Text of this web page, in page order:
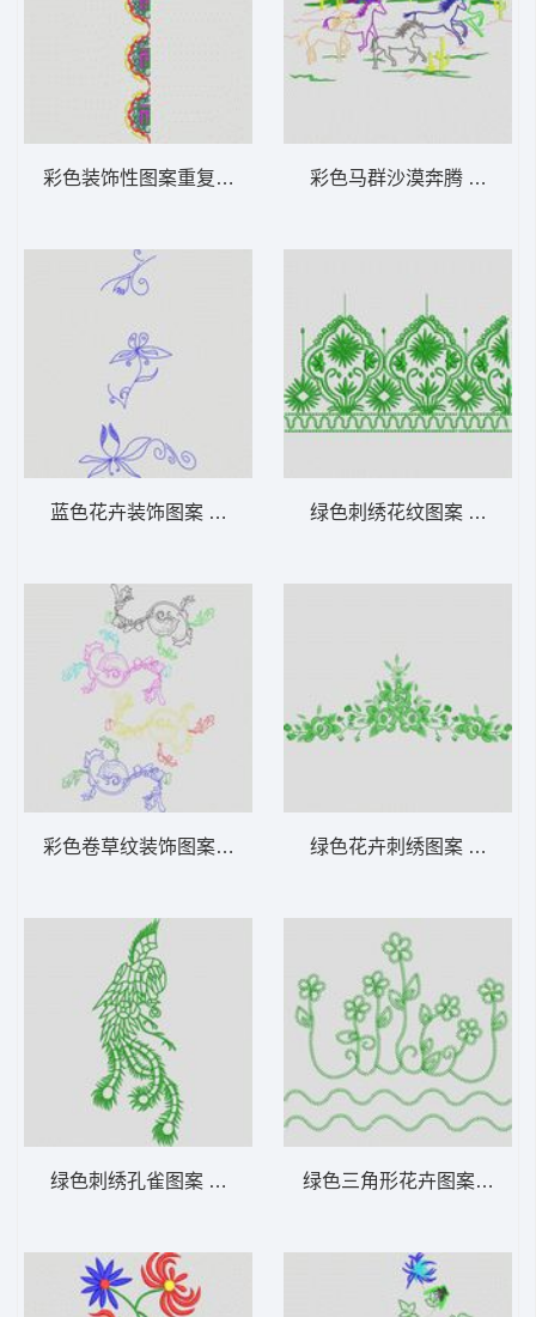
彩色装饰性图案重复排列 大花样
蓝色花卉装饰图案 大花样
彩色卷草纹装饰图案 大花样
绿色刺绣孔雀图案 大花样
彩色马群沙漠奔腾 大花样
绿色刺绣花纹图案 大花样
绿色花卉刺绣图案 大花样
绿色三角形花卉图案 大花样